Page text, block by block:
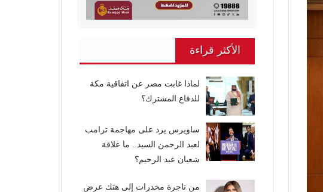
الأكثر قراءة
لماذا غابت مصر عن اتفاقية مكة
للدفاع المشترك؟
ساويرس يرد على مهاجمة ترامب
لعبد الرحمن السيد.. ما علاقة
شعبان عبد الرحيم؟
من تاجرة مخدرات إلى هتك عرض